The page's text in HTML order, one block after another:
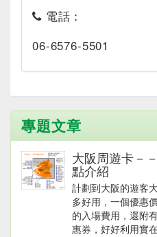
電話：
06-6576-5501
專題文章
大阪周遊卡－
點介紹
計劃到大阪的遊客
多好用，一個優惠
的入場費用，還附
惠券，好好利用實